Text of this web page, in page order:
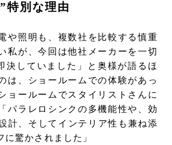
特別な理由
や照明も、複数社を⽐較する慎重
私が、今回は他社メーカーを⼀切
決していました」と奥様が語るほ
は、ショールームでの体験があっ
ョールームでスタイリストさんに
パラレロシンクの多機能性や、効
計、そしてインテリア性も兼ね添
に驚かされました」